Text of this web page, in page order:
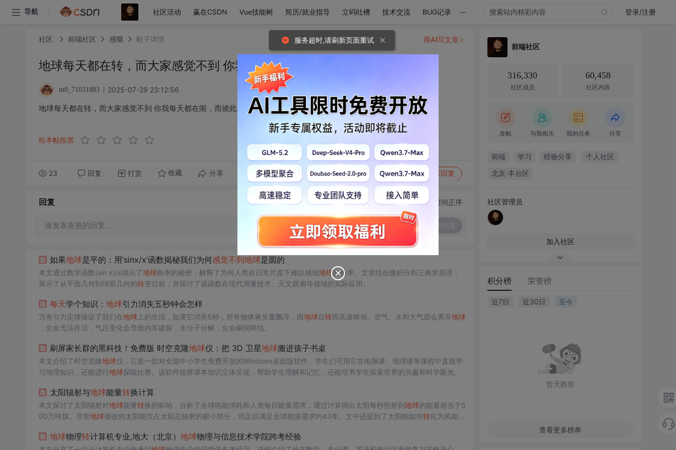
导航 社区活动 赢在CSDN Vue技能树 简历/就业指导 立码吐槽 技术交流 BUG记录 ... 登录/注册
社区 前端社区 感慨 帖子详情
地球每天都在转，而大家感觉不到 你我每天都在闹，而彼此越来越近
m0_71031883 2025-07-29 23:12:56
地球每天都在转，而大家感觉不到 你我每天都在闹，而彼此越来越近
给本帖投票
23 回复 打赏 收藏 分享 转发到动态 举报 写回复
用AI写文章
回复 切换为时间正序
请发表友善的回复…
如果地球是平的：用‘sinx/x’函数揭秘我们为何感觉不到地球是圆的
本文通过数学函数(sin x)/x揭示了地球曲率的秘密，解释了为何人类在日常尺度下难以感知地球的曲率。文章结合微积分和三角学原理，
展示了从平面几何到球面几何的转变过程，并探讨了该函数在现代测量技术、天文观测等领域的实际应用。
每天学个知识： 地球引力消失五秒钟会怎样
万有引力定律保证了我们在地球上的生活，如果它消失5秒，所有物体将失重飘浮，因地球自转而高速移动。空气、水和大气层会离开地球
，生命无法存活，气压变化会导致内耳破裂，水分子分解，生命瞬间终结。
刷屏家长群的黑科技！免费版 时空克隆地球仪：把 3D 卫星地球搬进孩子书桌
本文介绍了时空克隆地球仪，它是一款对全国中小学生免费开放的Windows桌面版软件。学生们可用它在电脑课、地理课等课程中直观学
习地理知识，还能进行地球探险比赛。该软件能将课本知识立体呈现，帮助学生理解和记忆，还能培养学生探索世界的兴趣和科学眼光。
太阳辐射与地球能量转换计算
本文探讨了太阳辐射对地球能量转换的影响，分析了全球电能消耗和人类每日能量需求，通过计算得出太阳每秒照射到地球的能量相当于5
00万吨煤。尽管地球接收的太阳能仅占太阳总辐射的极小部分，但足以满足全球能源需求约43年。文中还提到了太阳能如何转化为风能、
地球物理转计算机专业,地大（北京） 地球物理与信息技术学院跨考经验
前端社区
316,330
社区成员
60,458
社区内容
发帖 与我相关 我的任务 分享
前端 学习 经验分享 个人社区
北京·丰台区
社区管理员
加入社区
积分榜 荣誉榜
近7日 近30日 至今
暂无数据
查看更多榜单
服务超时,请刷新页面重试